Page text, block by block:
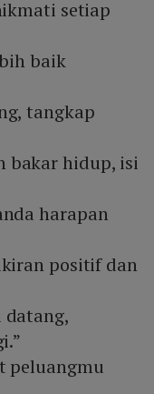
setiap
baik
tangkap
bakar hidup, isi
harapan
positif dan
datang,
peluangmu